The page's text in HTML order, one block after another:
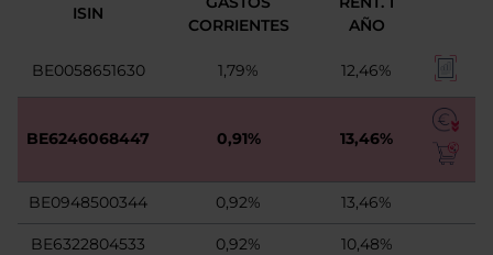
ISIN
CORRIENTES
AÑO
BE0058651630 1,79% 12,46%
BE6246068447 0,91% 13,46%
BE0948500344 0,92% 13,46%
BE6322804533 0,92% 10,48%